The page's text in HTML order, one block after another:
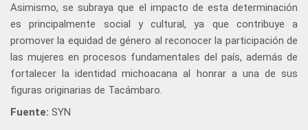
Asimismo, se subraya que el impacto de esta determinación
es principalmente social y cultural, ya que contribuye a
promover la equidad de género al reconocer la participación de
las mujeres en procesos fundamentales del país, además de
fortalecer la identidad michoacana al honrar a una de sus
figuras originarias de Tacámbaro.
Fuente: SYN